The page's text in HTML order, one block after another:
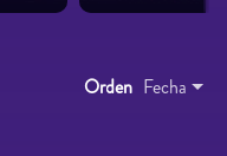
Orden Fecha